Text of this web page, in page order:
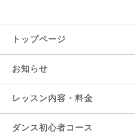
トップページ
お知らせ
レッスン内容・料金
ダンス初心者コース